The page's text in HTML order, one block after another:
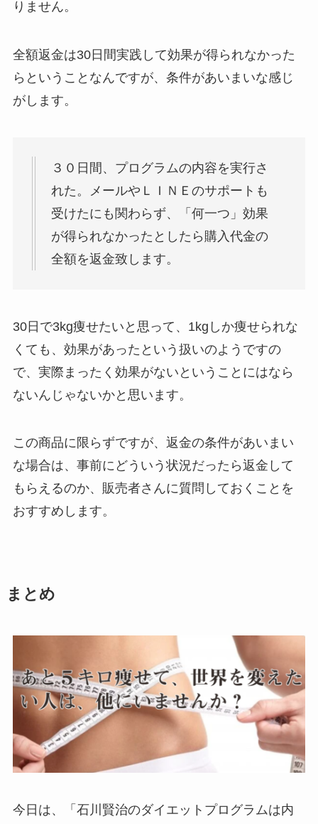
りません。
全額返金は30日間実践して効果が得られなかった
らということなんですが、条件があいまいな感じ
がします。
３０日間、プログラムの内容を実行さ
れた。メールやＬＩＮＥのサポートも
受けたにも関わらず、「何一つ」効果
が得られなかったとしたら購入代金の
全額を返金致します。
30日で3kg痩せたいと思って、1kgしか痩せられな
くても、効果があったという扱いのようですの
で、実際まったく効果がないということにはなら
ないんじゃないかと思います。
この商品に限らずですが、返金の条件があいまい
な場合は、事前にどういう状況だったら返金して
もらえるのか、販売者さんに質問しておくことを
おすすめします。
まとめ
今日は、「石川賢治のダイエットプログラムは内